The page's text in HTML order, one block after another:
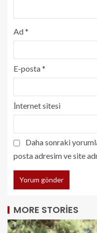
Ad*
E-posta*
İnternet sitesi
Daha sonraki
posta adresim ve site
MORE STORIES